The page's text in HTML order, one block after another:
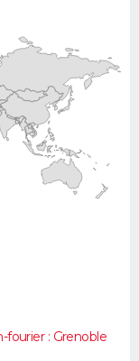
fourier : Grenoble